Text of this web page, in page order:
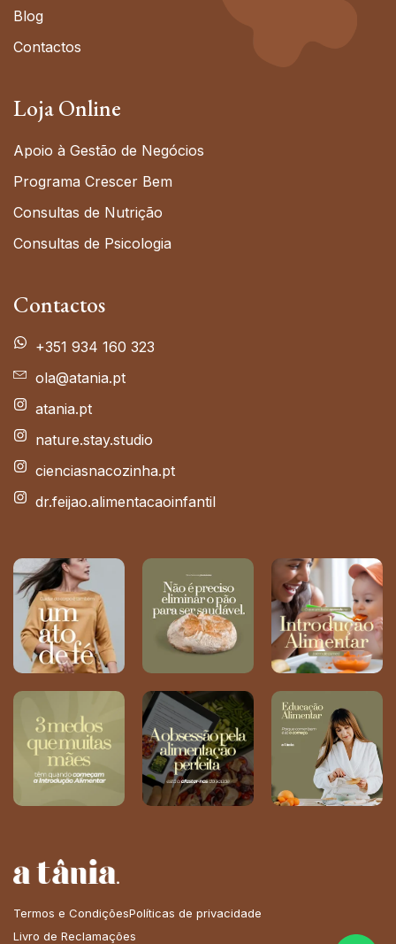
Blog
Contactos
Loja Online
Apoio à Gestão de Negócios
Programa Crescer Bem
Consultas de Nutrição
Consultas de Psicologia
Contactos
+351 934 160 323
ola@atania.pt
atania.pt
nature.stay.studio
cienciasnacozinha.pt
dr.feijao.alimentacaoinfantil
Termos e CondiçõesPolíticas de privacidade
Livro de Reclamações